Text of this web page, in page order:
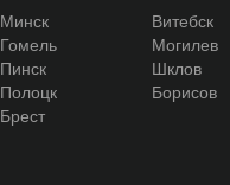
Минск
Витебск
Гомель
Могилев
Пинск
Шклов
Полоцк
Борисов
Брест